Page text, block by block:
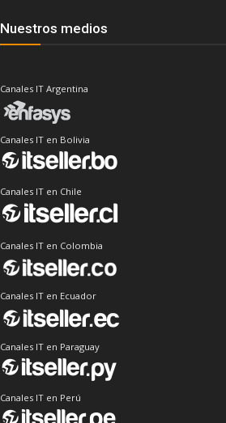
Nuestros medios
Canales IT Argentina
Canales IT en Bolivia
Canales IT en Chile
Canales IT en Colombia
Canales IT en Ecuador
Canales IT en Paraguay
Canales IT en Perú